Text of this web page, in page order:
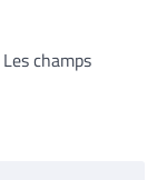
Les champs